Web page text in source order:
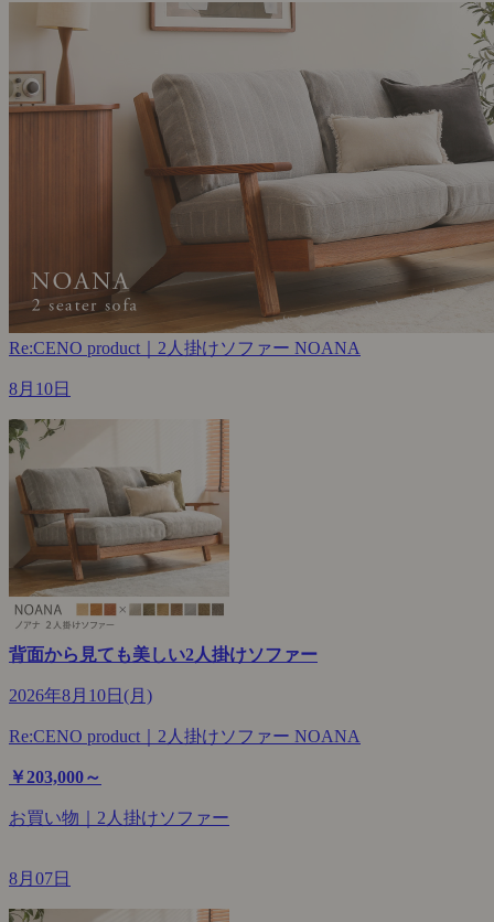
Re:CENO product｜2人掛けソファー NOANA
8月10日
背面から見ても美しい2人掛けソファー
2026年8月10日(月)
Re:CENO product｜2人掛けソファー NOANA
￥203,000～
お買い物｜2人掛けソファー
8月07日